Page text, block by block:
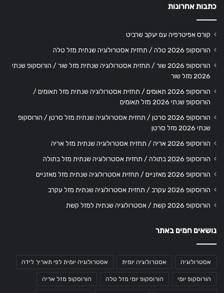
כתבות אחרונות
קורס אפיטרפיה עם יעקב שרביט
הורוסקופ 2026 טלה / תחזית אסטרולוגיה שנתית מזל טלה
הורוסקופ 2026 שור / תחזית אסטרולוגיה שנתית מזל שור / הורוסקופ שנתי
2026 מזל שור
הורוסקופ 2026 תאומים / תחזית אסטרולוגיה שנתית מזל תאומים /
הורוסקופ שנתי 2026 מזל תאומים
הורוסקופ 2026 סרטן / תחזית אסטרולוגיה שנתית מזל סרטן / הורוסקופ
שנתי 2026 מזל סרטן
הורוסקופ 2026 אריה / תחזית אסטרולוגיה שנתית מזל אריה
הורוסקופ 2026 בתולה / תחזית אסטרולוגיה שנתית מזל בתולה
הורוסקופ 2026 מאזניים / תחזית אסטרולוגיה שנתית מזל מאזניים
הורוסקופ 2026 עקרב / תחזית אסטרולוגיה שנתית מזל עקרב
הורוסקופ 2026 קשת / אסטרולוגיה שנתית למזל קשת
נושאים חמים באתר
אסטרולוגיה אסטרולוגיה יומית אסטרולוגיה יומית לפי תאריך לידה
הורוסקופ יומי הורוסקופ יומי מזל טלה הורוסקופ מזל אריה